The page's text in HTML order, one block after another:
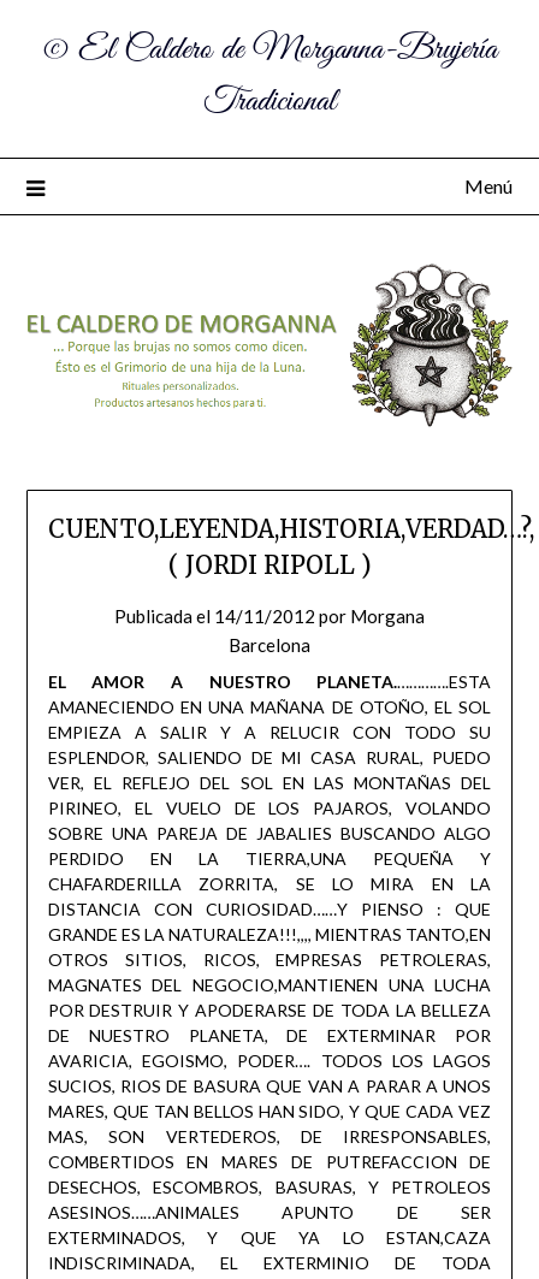
© El Caldero de Morganna-Brujería
Tradicional
Menú
CUENTO,LEYENDA,HISTORIA,VERDAD…?,
( JORDI RIPOLL )
Publicada el 14/11/2012 por Morgana
Barcelona
EL AMOR A NUESTRO PLANETA.………….ESTA
AMANECIENDO EN UNA MAÑANA DE OTOÑO, EL SOL
EMPIEZA A SALIR Y A RELUCIR CON TODO SU
ESPLENDOR, SALIENDO DE MI CASA RURAL, PUEDO
VER, EL REFLEJO DEL SOL EN LAS MONTAÑAS DEL
PIRINEO, EL VUELO DE LOS PAJAROS, VOLANDO
SOBRE UNA PAREJA DE JABALIES BUSCANDO ALGO
PERDIDO EN LA TIERRA,UNA PEQUEÑA Y
CHAFARDERILLA ZORRITA, SE LO MIRA EN LA
DISTANCIA CON CURIOSIDAD……Y PIENSO : QUE
GRANDE ES LA NATURALEZA!!!,,,, MIENTRAS TANTO,EN
OTROS SITIOS, RICOS, EMPRESAS PETROLERAS,
MAGNATES DEL NEGOCIO,MANTIENEN UNA LUCHA
POR DESTRUIR Y APODERARSE DE TODA LA BELLEZA
DE NUESTRO PLANETA, DE EXTERMINAR POR
AVARICIA, EGOISMO, PODER…. TODOS LOS LAGOS
SUCIOS, RIOS DE BASURA QUE VAN A PARAR A UNOS
MARES, QUE TAN BELLOS HAN SIDO, Y QUE CADA VEZ
MAS, SON VERTEDEROS, DE IRRESPONSABLES,
COMBERTIDOS EN MARES DE PUTREFACCION DE
DESECHOS, ESCOMBROS, BASURAS, Y PETROLEOS
ASESINOS……ANIMALES APUNTO DE SER
EXTERMINADOS, Y QUE YA LO ESTAN,CAZA
INDISCRIMINADA, EL EXTERMINIO DE TODA